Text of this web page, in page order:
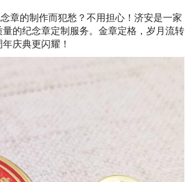
章的制作而犯愁？不用担心！济安是一家
的纪念章定制服务。金章定格，岁月流转
庆典更闪耀！